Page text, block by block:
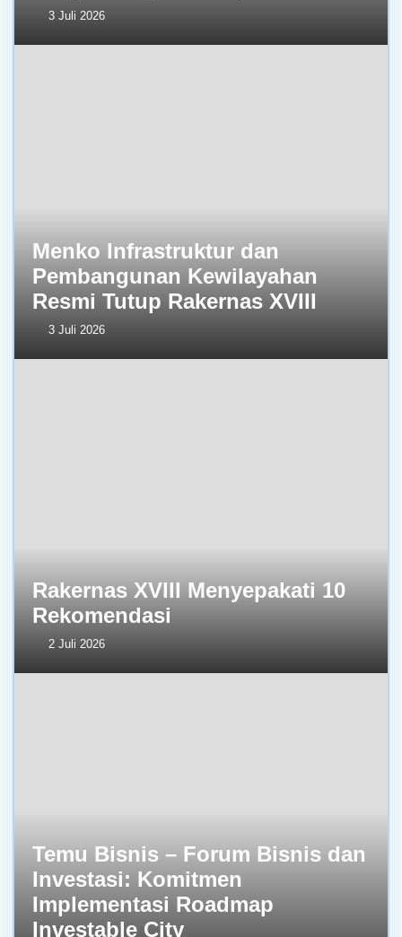
3 Juli 2026
Menko Infrastruktur dan
Pembangunan Kewilayahan
Resmi Tutup Rakernas XVIII
3 Juli 2026
Rakernas XVIII Menyepakati 10
Rekomendasi
2 Juli 2026
Temu Bisnis – Forum Bisnis dan
Investasi: Komitmen
Implementasi Roadmap
Investable City